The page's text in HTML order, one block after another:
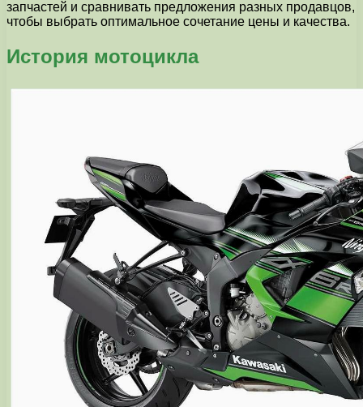
запчастей и сравнивать предложения разных продавцов,
чтобы выбрать оптимальное сочетание цены и качества.
История мотоцикла